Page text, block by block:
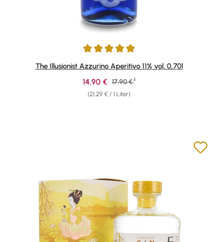
Durchschnittliche Bewertung von 5 von 5 Sternen
The Illusionist Azzurino Aperitivo 11% vol. 0,70l
(21,29 € / 1 Liter)
Verkaufspreis:
14,90 € Regulärer Preis:
17,90 € 1